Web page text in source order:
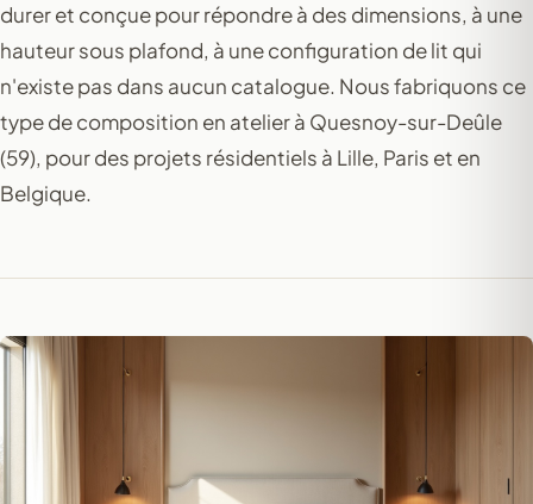
durer et conçue pour répondre à des dimensions, à une
hauteur sous plafond, à une configuration de lit qui
n'existe pas dans aucun catalogue. Nous fabriquons ce
type de composition en atelier à Quesnoy-sur-Deûle
(59), pour des projets résidentiels à Lille, Paris et en
Belgique.